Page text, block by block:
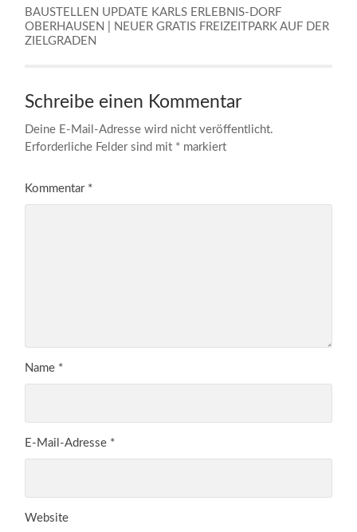
BAUSTELLEN UPDATE KARLS ERLEBNIS-DORF
OBERHAUSEN | NEUER GRATIS FREIZEITPARK AUF DER
ZIELGRADEN
Schreibe einen Kommentar
Deine E-Mail-Adresse wird nicht veröffentlicht.
Erforderliche Felder sind mit * markiert
Kommentar *
Name *
E-Mail-Adresse *
Website